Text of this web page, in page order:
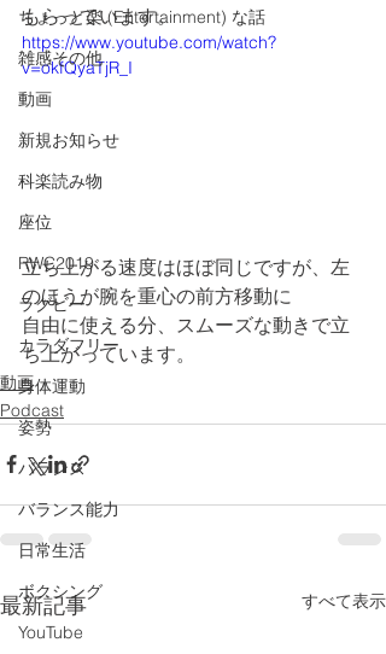
ちょっと楽 (Entertainment) な話
雑感その他
動画
新規お知らせ
科楽読み物
座位
RWC2019
ラグビー
カラダフリー
身体運動
姿勢
バランス
バランス能力
日常生活
ボクシング
YouTube
もらっています。
https://www.youtube.com/watch?
v=okfQyaTjR_I
立ち上がる速度はほぼ同じですが、左
のほうが腕を重心の前方移動に
自由に使える分、スムーズな動きで立
ち上がっています。
動画
Podcast
最新記事 すべて表示